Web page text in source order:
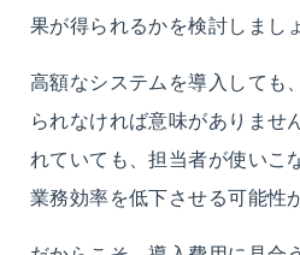
果が得られるかを検討しまし
高額なシステムを導入しても
られなければ意味がありませ
れていても
、担当者が使いこ
業務効率を低下させる可能性